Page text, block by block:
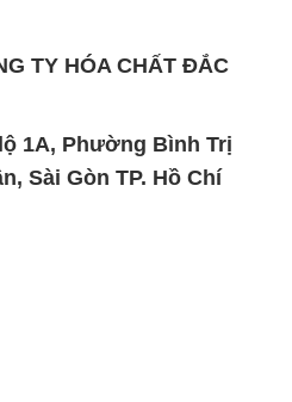
TY HÓA CHẤT ĐẮC
1A, Phường Bình Trị
Sài Gòn TP. Hồ Chí